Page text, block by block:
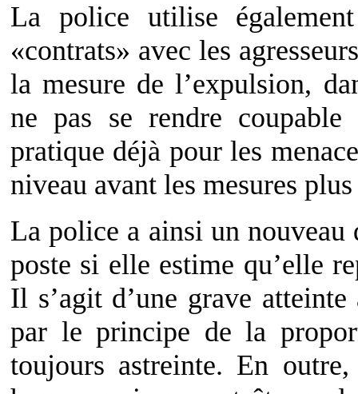
La police utilise
«contrats» avec les
la mesure de l’expulsion,
ne pas se rendre
pratique déjà pour les
niveau avant les mesures
La police a ainsi un nouveau
poste si elle estime qu’elle
Il s’agit d’une grave
par le principe de la
toujours astreinte. En